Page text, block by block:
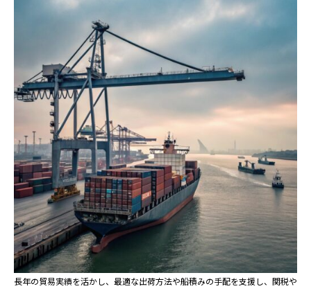
長年の貿易実績を活かし、最適な出荷方法や船積みの手配を支援し、関税や